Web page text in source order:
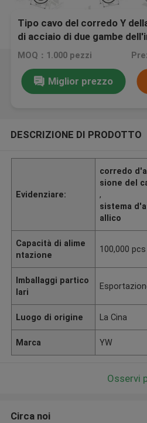
Tipo cavo del corredo Y
di acciaio di due gambe
con i ganci improvvisi
MOQ：1.000 pezzi
Miglior prezzo
DESCRIZIONE DI PRODOTTO
Evidenziare:
corredo
sione del
,
sistema
allico
Capacità di alime
ntazione
100,000
Imballaggi partico
lari
Luogo di origine La Cina
Marca YW
Osservi
Circa noi